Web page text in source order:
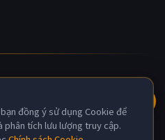
· Nhà phát triển:
Quảng Châu. Bản quyền
đồng ý sử dụng Cookie để
tích lưu lượng truy cập.